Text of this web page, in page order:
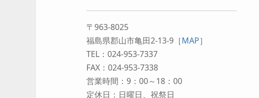
〒963-8025
福島県郡山市亀田2-13-9 ［MAP］
TEL：024-953-7337
FAX：024-953-7338
営業時間：9：00～18：00
定休日：日曜日、祝祭日